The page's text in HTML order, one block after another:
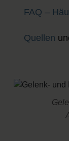
FAQ –
Quellen